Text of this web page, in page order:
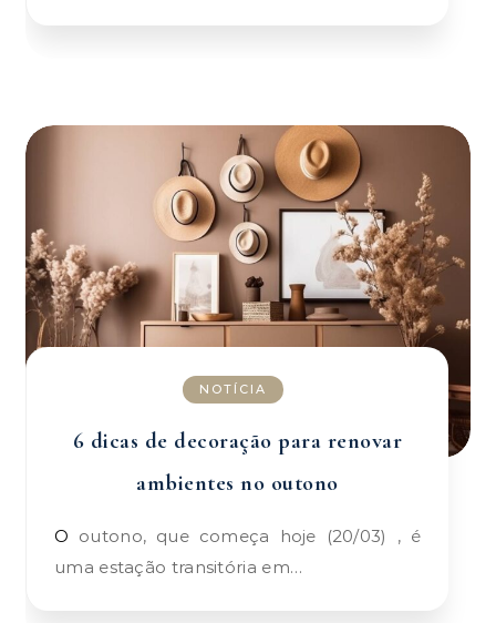
NOTÍCIA
6 dicas de decoração para renovar
ambientes no outono
O outono, que começa hoje (20/03) , é
uma estação transitória em…